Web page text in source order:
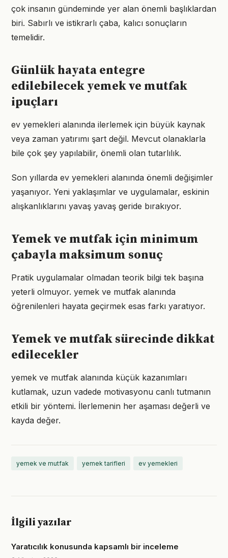
çok insanın gündeminde yer alan önemli başlıklardan
biri. Sabırlı ve istikrarlı çaba, kalıcı sonuçların
temelidir.
Günlük hayata entegre
edilebilecek yemek ve mutfak
ipuçları
ev yemekleri alanında ilerlemek için büyük kaynak
veya zaman yatırımı şart değil. Mevcut olanaklarla
bile çok şey yapılabilir, önemli olan tutarlılık.
Son yıllarda ev yemekleri alanında önemli değişimler
yaşanıyor. Yeni yaklaşımlar ve uygulamalar, eskinin
alışkanlıklarını yavaş yavaş geride bırakıyor.
Yemek ve mutfak için minimum
çabayla maksimum sonuç
Pratik uygulamalar olmadan teorik bilgi tek başına
yeterli olmuyor. yemek ve mutfak alanında
öğrenilenleri hayata geçirmek esas farkı yaratıyor.
Yemek ve mutfak sürecinde dikkat
edilecekler
yemek ve mutfak alanında küçük kazanımları
kutlamak, uzun vadede motivasyonu canlı tutmanın
etkili bir yöntemi. İlerlemenin her aşaması değerli ve
kayda değer.
yemek ve mutfak yemek tarifleri ev yemekleri
İlgili yazılar
Yaratıcılık konusunda kapsamlı bir inceleme